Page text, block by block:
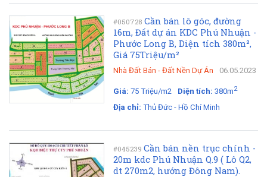
#050728 Cần bán lô góc, đường
16m, Đất dự án KDC Phú Nhuận -
Phước Long B, Diện tích 380m²,
Giá 75Triệu/m²
Nhà Đất Bán - Đất Nền Dự Án 06.05.2023
Giá: 75 Triệu/m2 Diện tích: 380m2
Địa chỉ: Thủ Đức - Hồ Chí Minh
#045239 Cần bán nền trục chính -
20m kdc Phú Nhuận Q.9 ( Lô Q2,
dt 270m2, hướng Đông Nam).